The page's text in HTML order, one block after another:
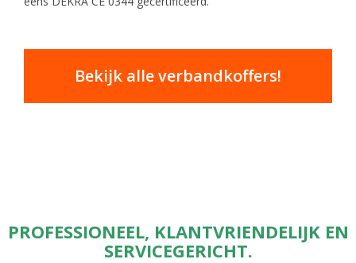
Bekijk alle verbandkoffers!
PROFESSIONEEL, KLANTVRIENDELIJK EN
SERVICEGERICHT.